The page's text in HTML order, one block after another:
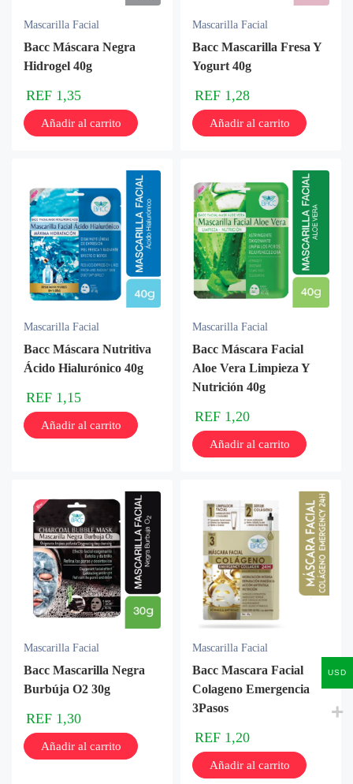
Mascarilla Facial
Bacc Máscara Negra
Hidrogel 40g
REF 1,35
Añadir al carrito
Mascarilla Facial
Bacc Mascarilla Fresa Y
Yogurt 40g
REF 1,28
Añadir al carrito
Mascarilla Facial
Bacc Máscara Nutritiva
Ácido Hialurónico 40g
REF 1,15
Añadir al carrito
Mascarilla Facial
Bacc Máscara Facial
Aloe Vera Limpieza Y
Nutrición 40g
REF 1,20
Añadir al carrito
Mascarilla Facial
Bacc Mascarilla Negra
Burbúja O2 30g
REF 1,30
Añadir al carrito
Mascarilla Facial
Bacc Mascara Facial
Colageno Emergencia
3Pasos
REF 1,20
Añadir al carrito
USD